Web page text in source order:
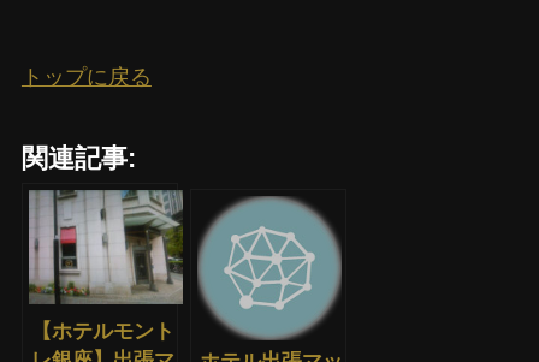
トップに戻る
関連記事:
【ホテルモント